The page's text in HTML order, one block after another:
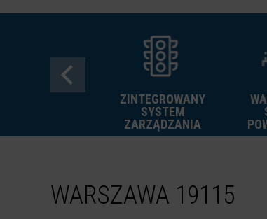
ZINTEGROWANY
SYSTEM
ZARZĄDZANIA
WARSZAWA 19115